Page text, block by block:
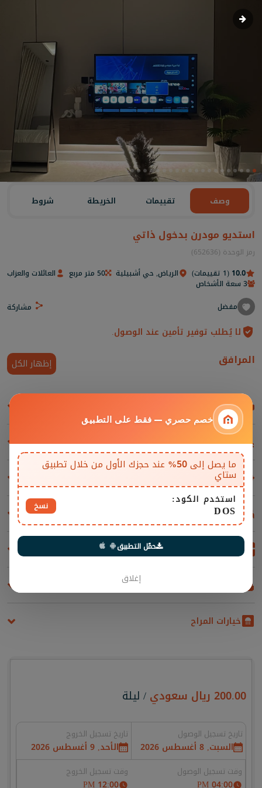
وصف تقييمات الخريطة شروط
استديو مودرن بدخول ذاتي
رمز الوحدة (652636)
10.0 (1 تقييمات) الرياض, حي أشبيلية 50 متر مربع
العائلات والعزاب
3 سعة الأشخاص
مفضل
مشاركة
لا يُطلب توفير تأمين عند الوصول.
المرافق إظهار الكل
غرف المعيشة والمقاعد
مسابح
المرافق والإضافات
غرف النوم
خيارات المراح
200.00 ريال سعودي / ليلة
تاريخ تسجيل الوصول
السبت, 8 أغسطس 2026
تاريخ تسجيل الخروج
الأحد, 9 أغسطس 2026
وقت تسجيل الوصول
04:00 PM
وقت تسجيل الخروج
12:00 PM
خصم حصري — فقط على التطبيق
ما يصل إلى50% عند حجزك الأول من خلال تطبيق
ستاي
استخدم الكود:
DOS نسخ
حمّل التطبيق
إغلاق